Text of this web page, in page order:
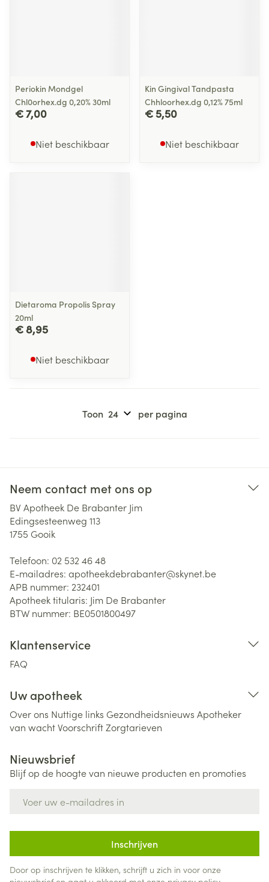
Periokin Mondgel
Chl0orhex.dg 0,20% 30ml
€ 7,00
Niet beschikbaar
Kin Gingival Tandpasta
Chhloorhex.dg 0,12% 75ml
€ 5,50
Niet beschikbaar
Dietaroma Propolis Spray
20ml
€ 8,95
Niet beschikbaar
Toon per pagina
Neem contact met ons op
BV Apotheek De Brabanter Jim
Edingsesteenweg 113
1755 Gooik
Telefoon: 02 532 46 48
E-mailadres: apotheekdebrabanter@skynet.be
APB nummer: 232401
Apotheek titularis: Jim De Brabanter
BTW nummer: BE0501800497
Klantenservice
FAQ
Uw apotheek
Over ons Nuttige links Gezondheidsnieuws Apotheker
van wachtVoorschriftZorgtarieven
Nieuwsbrief
Blijf op de hoogte van nieuwe producten en promoties
Inschrijven
Door op inschrijven te klikken, schrijft u zich in voor onze